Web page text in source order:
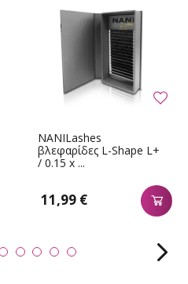
NANILashes
βλεφαρίδες L-Shape L+
/ 0.15 x ...
11,99 €